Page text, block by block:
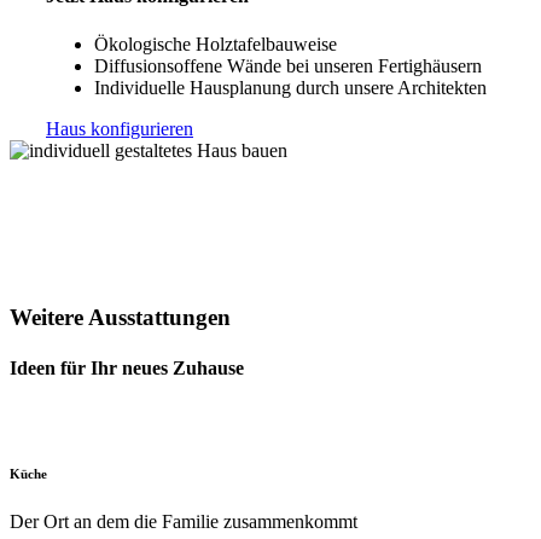
Ökologische Holztafelbauweise
Diffusionsoffene Wände bei unseren Fertighäusern
Individuelle Hausplanung durch unsere Architekten
Haus konfigurieren
Weitere Ausstattungen
Ideen für Ihr neues Zuhause
Küche
Der Ort an dem die Familie zusammenkommt